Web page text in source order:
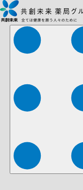
株式会社ファーマみら